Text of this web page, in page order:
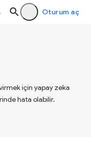
Oturum aç
için yapay zeka
hata olabilir.